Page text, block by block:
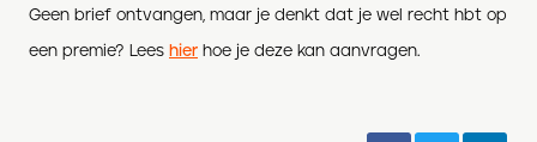
Geen brief ontvangen, maar je denkt dat je wel recht hbt op
een premie? Lees hier hoe je deze kan aanvragen.